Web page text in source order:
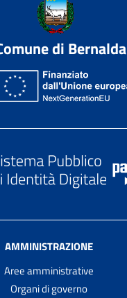
di Bernalda
AMMINISTRAZIONE
Aree amministrative
Organi di governo